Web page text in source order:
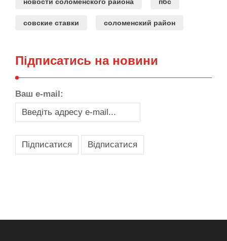
новости соломенского района пбс
совские ставки соломенский район
Підписатись на новини
Ваш e-mail: